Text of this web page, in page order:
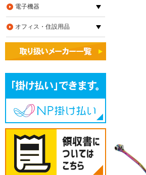
電子機器
オフィス・住設用品